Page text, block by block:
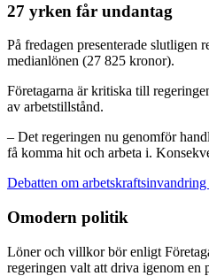
27 yrken får undantag
På fredagen presenterade slutligen
medianlönen (27 825 kronor).
Företagarna är kritiska till
av arbetstillstånd.
– Det regeringen nu genomför
få komma hit och arbeta i.
Debatten om
Omodern politik
Löner och villkor bör enligt
regeringen valt att driva igenom en